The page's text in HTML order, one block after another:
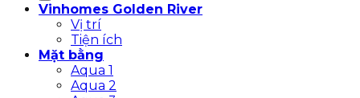
Vinhomes Golden River
Vị trí
Tiện ích
Mặt bằng
Aqua 1
Aqua 2